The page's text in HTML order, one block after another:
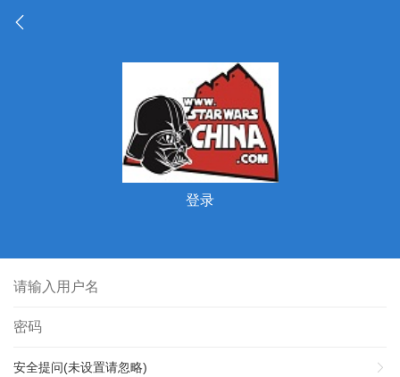
登录
安全提问(未设置请忽略)